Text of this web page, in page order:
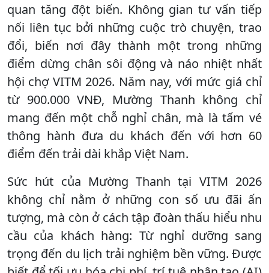
quan tăng đột biến. Không gian tư vấn tiếp
nối liên tục bởi những cuộc trò chuyện, trao
đổi, biến nơi đây thành một trong những
điểm dừng chân sôi động và náo nhiệt nhất
hội chợ VITM 2026. Năm nay, với mức giá chỉ
từ 900.000 VNĐ, Mường Thanh không chỉ
mang đến một chỗ nghỉ chân, mà là tấm vé
thông hành đưa du khách đến với hơn 60
điểm đến trải dài khắp Việt Nam.
Sức hút của Mường Thanh tại VITM 2026
không chỉ nằm ở những con số ưu đãi ấn
tượng, mà còn ở cách tập đoàn thấu hiểu nhu
cầu của khách hàng: Từ nghỉ dưỡng sang
trọng đến du lịch trải nghiệm bền vững. Được